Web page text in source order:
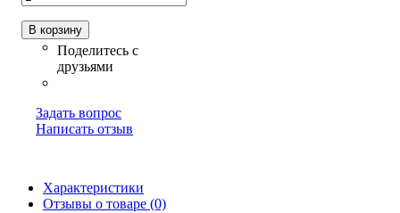
В корзину
Задать вопрос
Написать отзыв
Характеристики
Отзывы о товаре (0)